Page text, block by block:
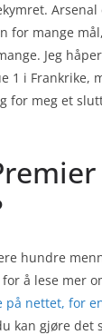
for mange
Jeg
1 i Frankrike,
for meg et
hundre
å lese mer
på nettet, for
kan gjøre det